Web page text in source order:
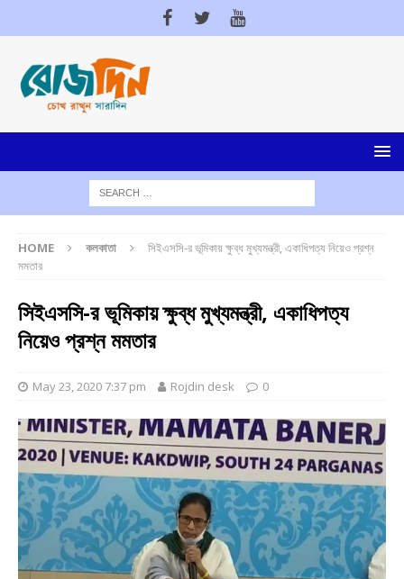
HOME কলকাতা
সিইএসসি-র ভূমিকায় ক্ষুব্ধ মুখ্যমন্ত্রী, একাধিপত্য নিয়েও প্রশ্ন
মমতার
সিইএসসি-র ভূমিকায় ক্ষুব্ধ মুখ্যমন্ত্রী, একাধিপত্য
নিয়েও প্রশ্ন মমতার
May 23, 2020 7:37 pm Rojdin desk 0